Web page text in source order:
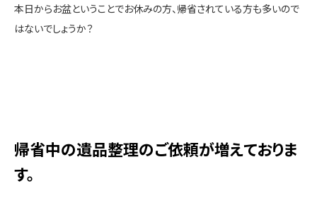
本日からお盆ということでお休みの方、帰省されている方も多いので
はないでしょうか？
帰省中の遺品整理のご依頼が増えておりま
す。